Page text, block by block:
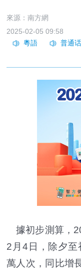
來源：南方網
2025-02-05 09:58
據初步測算，
2月4日，除夕至
萬人次，同比增